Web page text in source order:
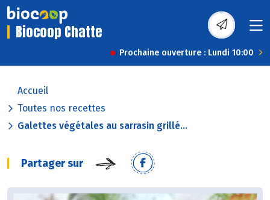
Biocoop Chatte
Prochaine ouverture : Lundi 10:00
Accueil
Toutes nos recettes
Galettes végétales au sarrasin grillé...
Partager sur